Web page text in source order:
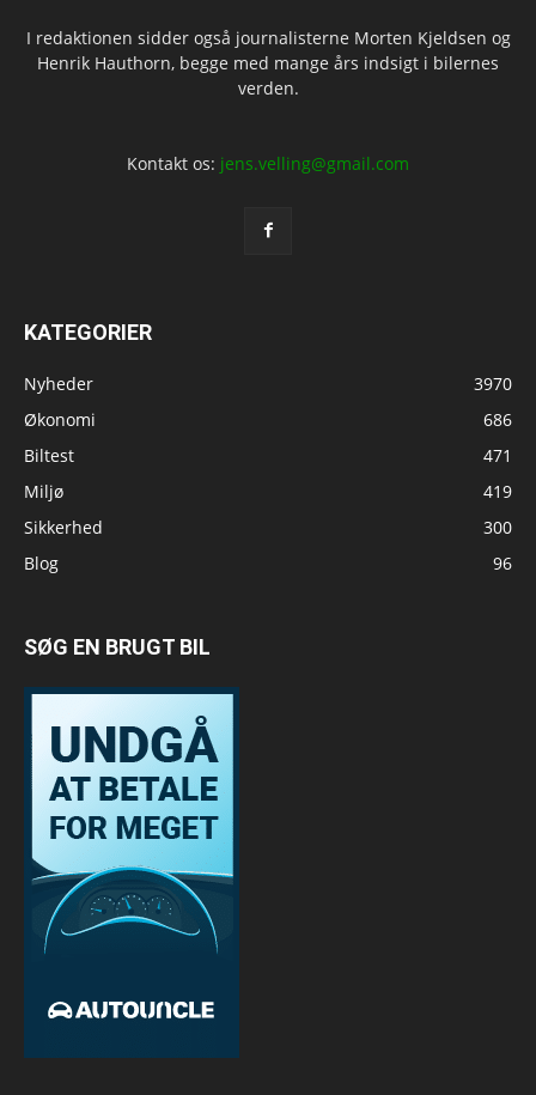
I redaktionen sidder også journalisterne Morten Kjeldsen og
Henrik Hauthorn, begge med mange års indsigt i bilernes
verden.
Kontakt os: jens.velling@gmail.com
KATEGORIER
Nyheder
3970
Økonomi
686
Biltest
471
Miljø
419
Sikkerhed
300
Blog
96
SØG EN BRUGT BIL